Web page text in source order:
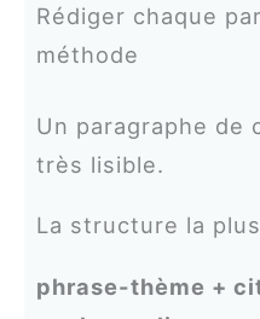
Rédiger chaque
méthode
Un paragraphe de
très lisible.
La structure la
phrase-thème +